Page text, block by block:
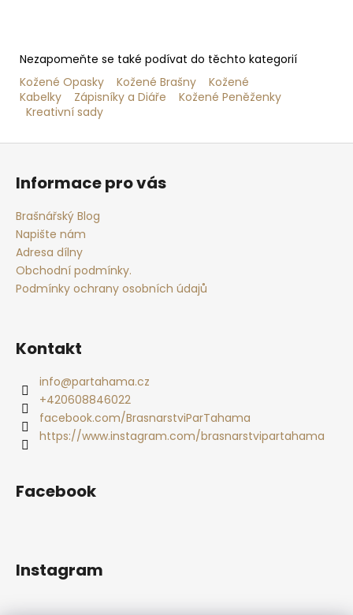
Nezapomeňte se také podívat do těchto kategorií
Kožené Opasky
Kožené Brašny
Kožené
Kabelky
Zápisníky a Diáře Kožené Peněženky
Kreativní sady
Z
Informace pro vás
Brašnářský Blog
Napište nám
Adresa dílny
Obchodní podmínky.
Podmínky ochrany osobních údajů
Kontakt
info@partahama.cz
+420608846022
facebook.com/BrasnarstviParTahama
https://www.instagram.com/brasnarstvipartahama
Facebook
Instagram